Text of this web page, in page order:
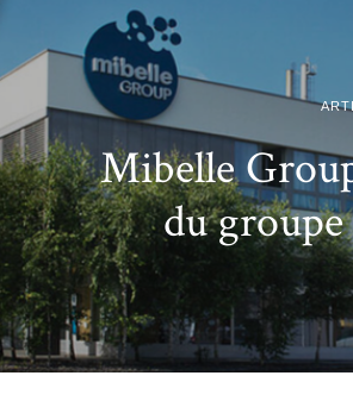
Mibelle
du groupe